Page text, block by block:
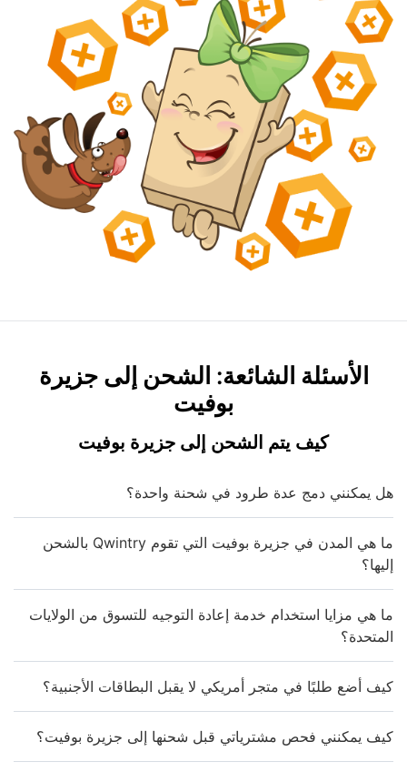
الأسئلة الشائعة: الشحن إلى جزيرة
بوفيت
كيف يتم الشحن إلى جزيرة بوفيت
هل يمكنني دمج عدة طرود في شحنة واحدة؟
ما هي المدن في جزيرة بوفيت التي تقوم Qwintry بالشحن
إليها؟
ما هي مزايا استخدام خدمة إعادة التوجيه للتسوق من الولايات
المتحدة؟
كيف أضع طلبًا في متجر أمريكي لا يقبل البطاقات الأجنبية؟
كيف يمكنني فحص مشترياتي قبل شحنها إلى جزيرة بوفيت؟